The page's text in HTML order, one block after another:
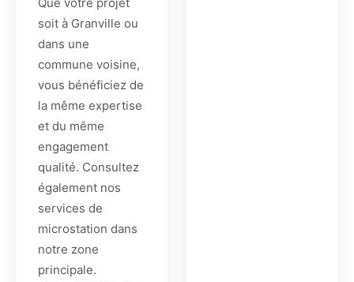
Que votre projet
soit à Granville ou
dans une
commune voisine,
vous bénéficiez de
la même expertise
et du même
engagement
qualité. Consultez
également nos
services de
microstation dans
notre zone
principale.